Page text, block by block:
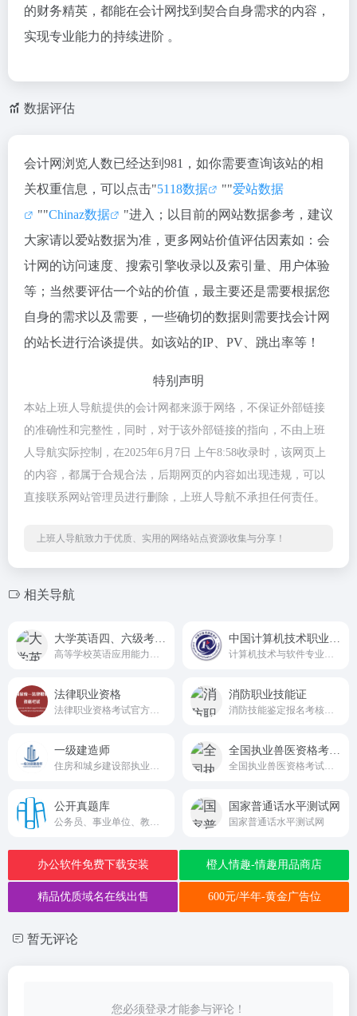
的财务精英，都能在会计网找到契合自身需求的内容，
实现专业能力的持续进阶 。
数据评估
会计网浏览人数已经达到981，如你需要查询该站的相
关权重信息，可以点击"5118数据 ""爱站数据
""Chinaz数据
"进入；以目前的网站数据参考，建议
大家请以爱站数据为准，更多网站价值评估因素如：会
计网的访问速度、搜索引擎收录以及索引量、用户体验
等；当然要评估一个站的价值，最主要还是需要根据您
自身的需求以及需要，一些确切的数据则需要找会计网
的站长进行洽谈提供。如该站的IP、PV、跳出率等！
特别声明
本站上班人导航提供的会计网都来源于网络，不保证外部链接
的准确性和完整性，同时，对于该外部链接的指向，不由上班
人导航实际控制，在2025年6月7日 上午8:58收录时，该网页上
的内容，都属于合规合法，后期网页的内容如出现违规，可以
直接联系网站管理员进行删除，上班人导航不承担任何责任。
上班人导航致力于优质、实用的网络站点资源收集与分享！
相关导航
法律职业资格 消防职业技能证
一级建造师
公开真题库 国家普通话水平测试网
国家普通话水平测试网
办公软件免费下载安装 橙人情趣-情趣用品商店
精品优质域名在线出售 600元/半年-黄金广告位
暂无评论
您必须登录才能参与评论！